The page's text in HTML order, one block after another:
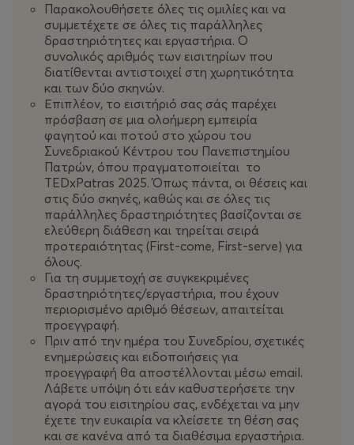
Παρακολουθήσετε όλες τις ομιλίες και να
συμμετέχετε σε όλες τις παράλληλες
δραστηριότητες και εργαστήρια. Ο
συνολικός αριθμός των εισιτηρίων που
διατίθενται αντιστοιχεί στη χωρητικότητα
και των δύο σκηνών.
Επιπλέον, το εισιτήριό σας σάς παρέχει
πρόσβαση σε μια ολοήμερη εμπειρία
φαγητού και ποτού στο χώρου του
Συνεδριακού Κέντρου του Πανεπιστημίου
Πατρών, όπου πραγματοποιείται το
TEDxPatras 2025. Όπως πάντα, οι θέσεις και
στις δύο σκηνές, καθώς και σε όλες τις
παράλληλες δραστηριότητες βασίζονται σε
ελεύθερη διάθεση και τηρείται σειρά
προτεραιότητας (First-come, First-serve) για
όλους.
Για τη συμμετοχή σε συγκεκριμένες
δραστηριότητες/εργαστήρια, που έχουν
περιορισμένο αριθμό θέσεων, απαιτείται
προεγγραφή.
Πριν από την ημέρα του Συνεδρίου, σχετικές
ενημερώσεις και ειδοποιήσεις για
προεγγραφή θα αποστέλλονται μέσω email.
Λάβετε υπόψη ότι εάν καθυστερήσετε την
αγορά του εισιτηρίου σας, ενδέχεται να μην
έχετε την ευκαιρία να κλείσετε τη θέση σας
και σε κανένα από τα διαθέσιμα εργαστήρια.